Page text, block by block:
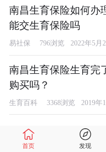
南昌生育保险如何办
能交生育保险吗
易社保 796浏览 2022年5月
南昌生育保险生育完
购买吗？
生育百科 3368浏览 2019年
南昌生育保险怎么报
生育百科 3019浏览 2019年7
首页 发现